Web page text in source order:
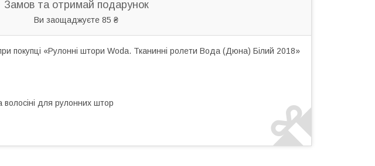
Замов та отримай подарунок
Ви заощаджуєте 85 ₴
покупці «Рулонні штори Woda. Тканинні ролети Вода (Дюна) Білий 2018»
волосіні для рулонних штор